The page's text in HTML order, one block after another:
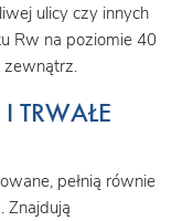
ulicy czy innych
Rw na poziomie 40
zewnątrz.
TRWAŁE
pełnią równie
Znajdują